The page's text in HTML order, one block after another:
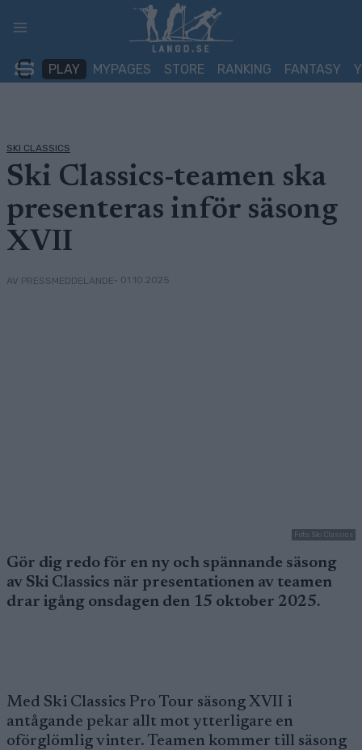
PLAY MYPAGES STORE RANKING FANTASY
SKI CLASSICS
Ski Classics-teamen ska
presenteras inför säsong
XVII
AV PRESSMEDDELANDE• 01.10.2025
Foto: Ski Classics
Gör dig redo för en ny och spännande säsong
av Ski Classics när presentationen av teamen
drar igång onsdagen den 15 oktober 2025.
Med Ski Classics Pro Tour säsong XVII i
antågande pekar allt mot ytterligare en
oförglömlig vinter. Teamen kommer till säsong